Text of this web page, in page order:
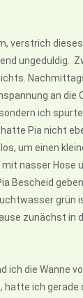
verstrich
ungeduldig.
an
ich
Pia nicht
um einen
nasser Hose
Bescheid
zunächst in
ich die Wanne
ich